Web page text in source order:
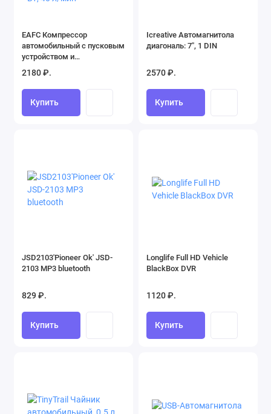
EAFC Компрессор
автомобильный с пусковым
устройством и
мин
2180 ₽.
Купить
Icreative Автомагнитола
диагональ: 7", 1 DIN
2570 ₽.
Купить
JSD2103'Pioneer Ok' JSD-
2103 MP3 bluetooth
829 ₽.
Купить
Longlife Full HD Vehicle
BlackBox DVR
1120 ₽.
Купить